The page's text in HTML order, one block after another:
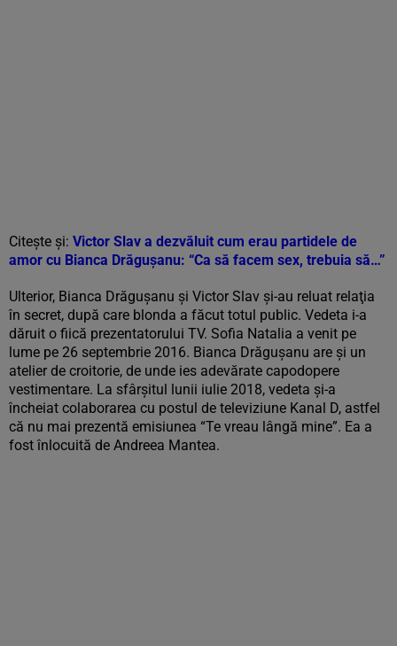
Citește și: Victor Slav a dezvăluit cum erau partidele de
amor cu Bianca Drăgușanu: “Ca să facem sex, trebuia să…”
Ulterior, Bianca Drăgușanu și Victor Slav şi-au reluat relaţia
în secret, după care blonda a făcut totul public. Vedeta i-a
dăruit o fiică prezentatorului TV. Sofia Natalia a venit pe
lume pe 26 septembrie 2016. Bianca Drăgușanu are și un
atelier de croitorie, de unde ies adevărate capodopere
vestimentare. La sfârșitul lunii iulie 2018, vedeta și-a
încheiat colaborarea cu postul de televiziune Kanal D, astfel
că nu mai prezentă emisiunea “Te vreau lângă mine”. Ea a
fost înlocuită de Andreea Mantea.